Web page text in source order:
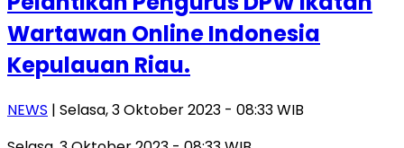
Wartawan Online Indonesia
Kepulauan Riau.
NEWS | Selasa, 3 Oktober 2023 - 08:33 WIB